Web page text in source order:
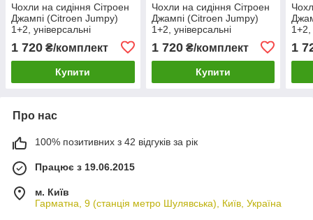
Чохли на сидіння Сітроен
Джампі (Citroen Jumpy)
1+2, універсальні
Україні
1 720 ₴/комплект
Купити
Чохли на сидіння Сітроен
Джампі (Citroen Jumpy)
1+2, універсальні
Україні
1 720₴/комплект
Купити
1+2,
1
Про нас
100% позитивних з 42 відгуків за рік
Працює з 19.06.2015
м. Київ
Гарматна, 9 (станція метро Шулявська), Київ, Україна